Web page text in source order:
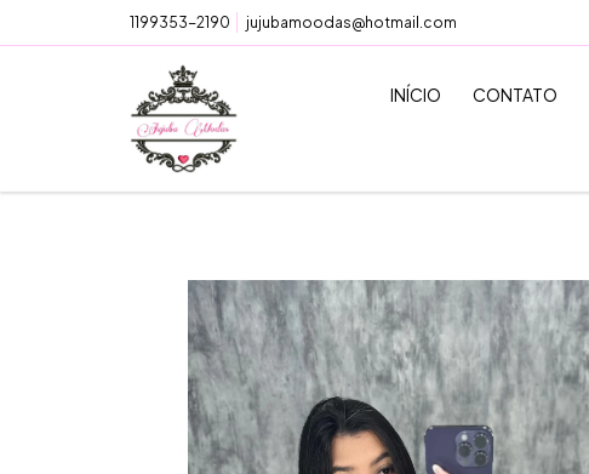
1199353-2190 jujubamoodas@hotmail.com
INÍCIO CONTATO